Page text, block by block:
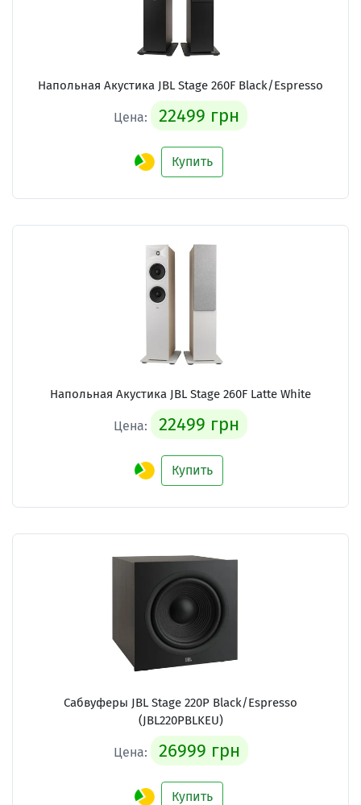
Напольная Акустика JBL Stage 260F Black/Espresso
Цена: 22499 грн
Купить
Напольная Акустика JBL Stage 260F Latte White
Цена: 22499 грн
Купить
Сабвуферы JBL Stage 220P Black/Espresso
(JBL220PBLKEU)
Цена: 26999 грн
Купить